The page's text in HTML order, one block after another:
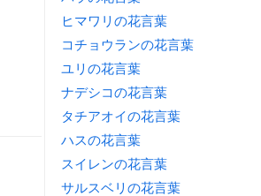
ヒマワリの花言葉
コチョウランの花言葉
ユリの花言葉
ナデシコの花言葉
タチアオイの花言葉
ハスの花言葉
スイレンの花言葉
サルスベリの花言葉